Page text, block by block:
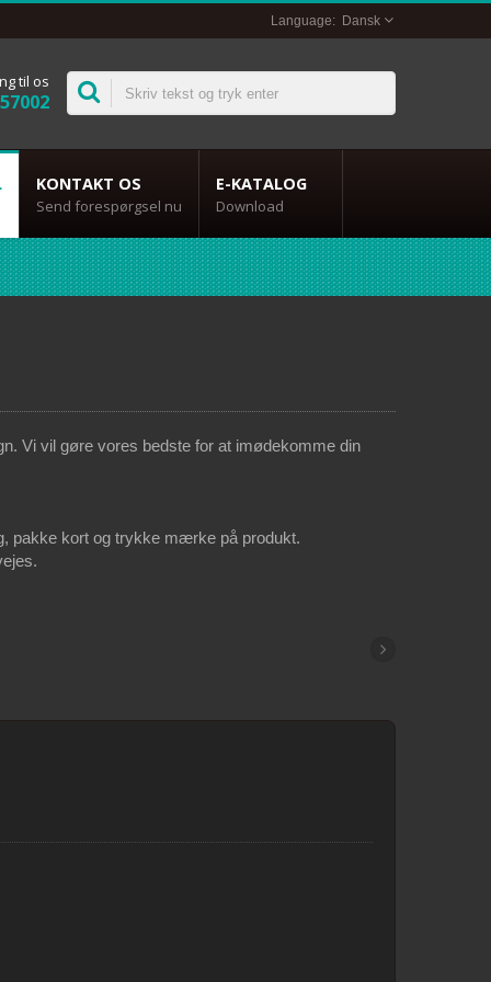
Dansk
til os
KONTAKT OS
Send forespørgsel nu
E-KATALOG
Download
Vi vil gøre vores bedste for at imødekomme din
pakke kort og trykke mærke på produkt.